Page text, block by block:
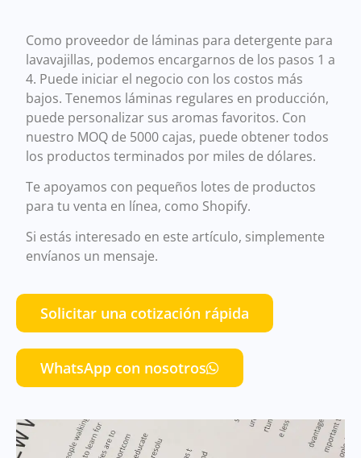
Como proveedor de láminas para detergente para
lavavajillas, podemos encargarnos de los pasos 1 a
4. Puede iniciar el negocio con los costos más
bajos. Tenemos láminas regulares en producción,
puede personalizar sus aromas favoritos. Con
nuestro MOQ de 5000 cajas, puede obtener todos
los productos terminados por miles de dólares.
Te apoyamos con pequeños lotes de productos
para tu venta en línea, como Shopify.
Si estás interesado en este artículo, simplemente
envíanos un mensaje.
Solicitar una cotización rápida
WhatsApp con nosotros